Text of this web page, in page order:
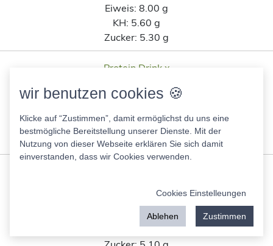
Eiweis: 8.00 g
KH: 5.60 g
Zucker: 5.30 g
Protein Drink x
Fett:0.10 g
5.30 g
Zucker:5.30 g
0.10 g
8.00 g
5.30 g
wir benutzen cookies 🍪
Klicke auf “Zustimmen”, damit ermöglichst du uns eine
bestmögliche Bereitstellung unserer Dienste. Mit der
Nutzung von dieser Webseite erklären Sie sich damit
einverstanden, dass wir Cookies verwenden.
Cookies Einstelleungen
Ablehen Zustimmen